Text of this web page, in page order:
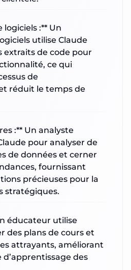
logiciels :** Un
utilise Claude
extraits de code pour
ce qui
de
réduit le temps de
:** Un analyste
pour analyser de
de données et cerner
fournissant
précieuses pour la
stratégiques.
éducateur utilise
des plans de cours et
attrayants, améliorant
d’apprentissage des